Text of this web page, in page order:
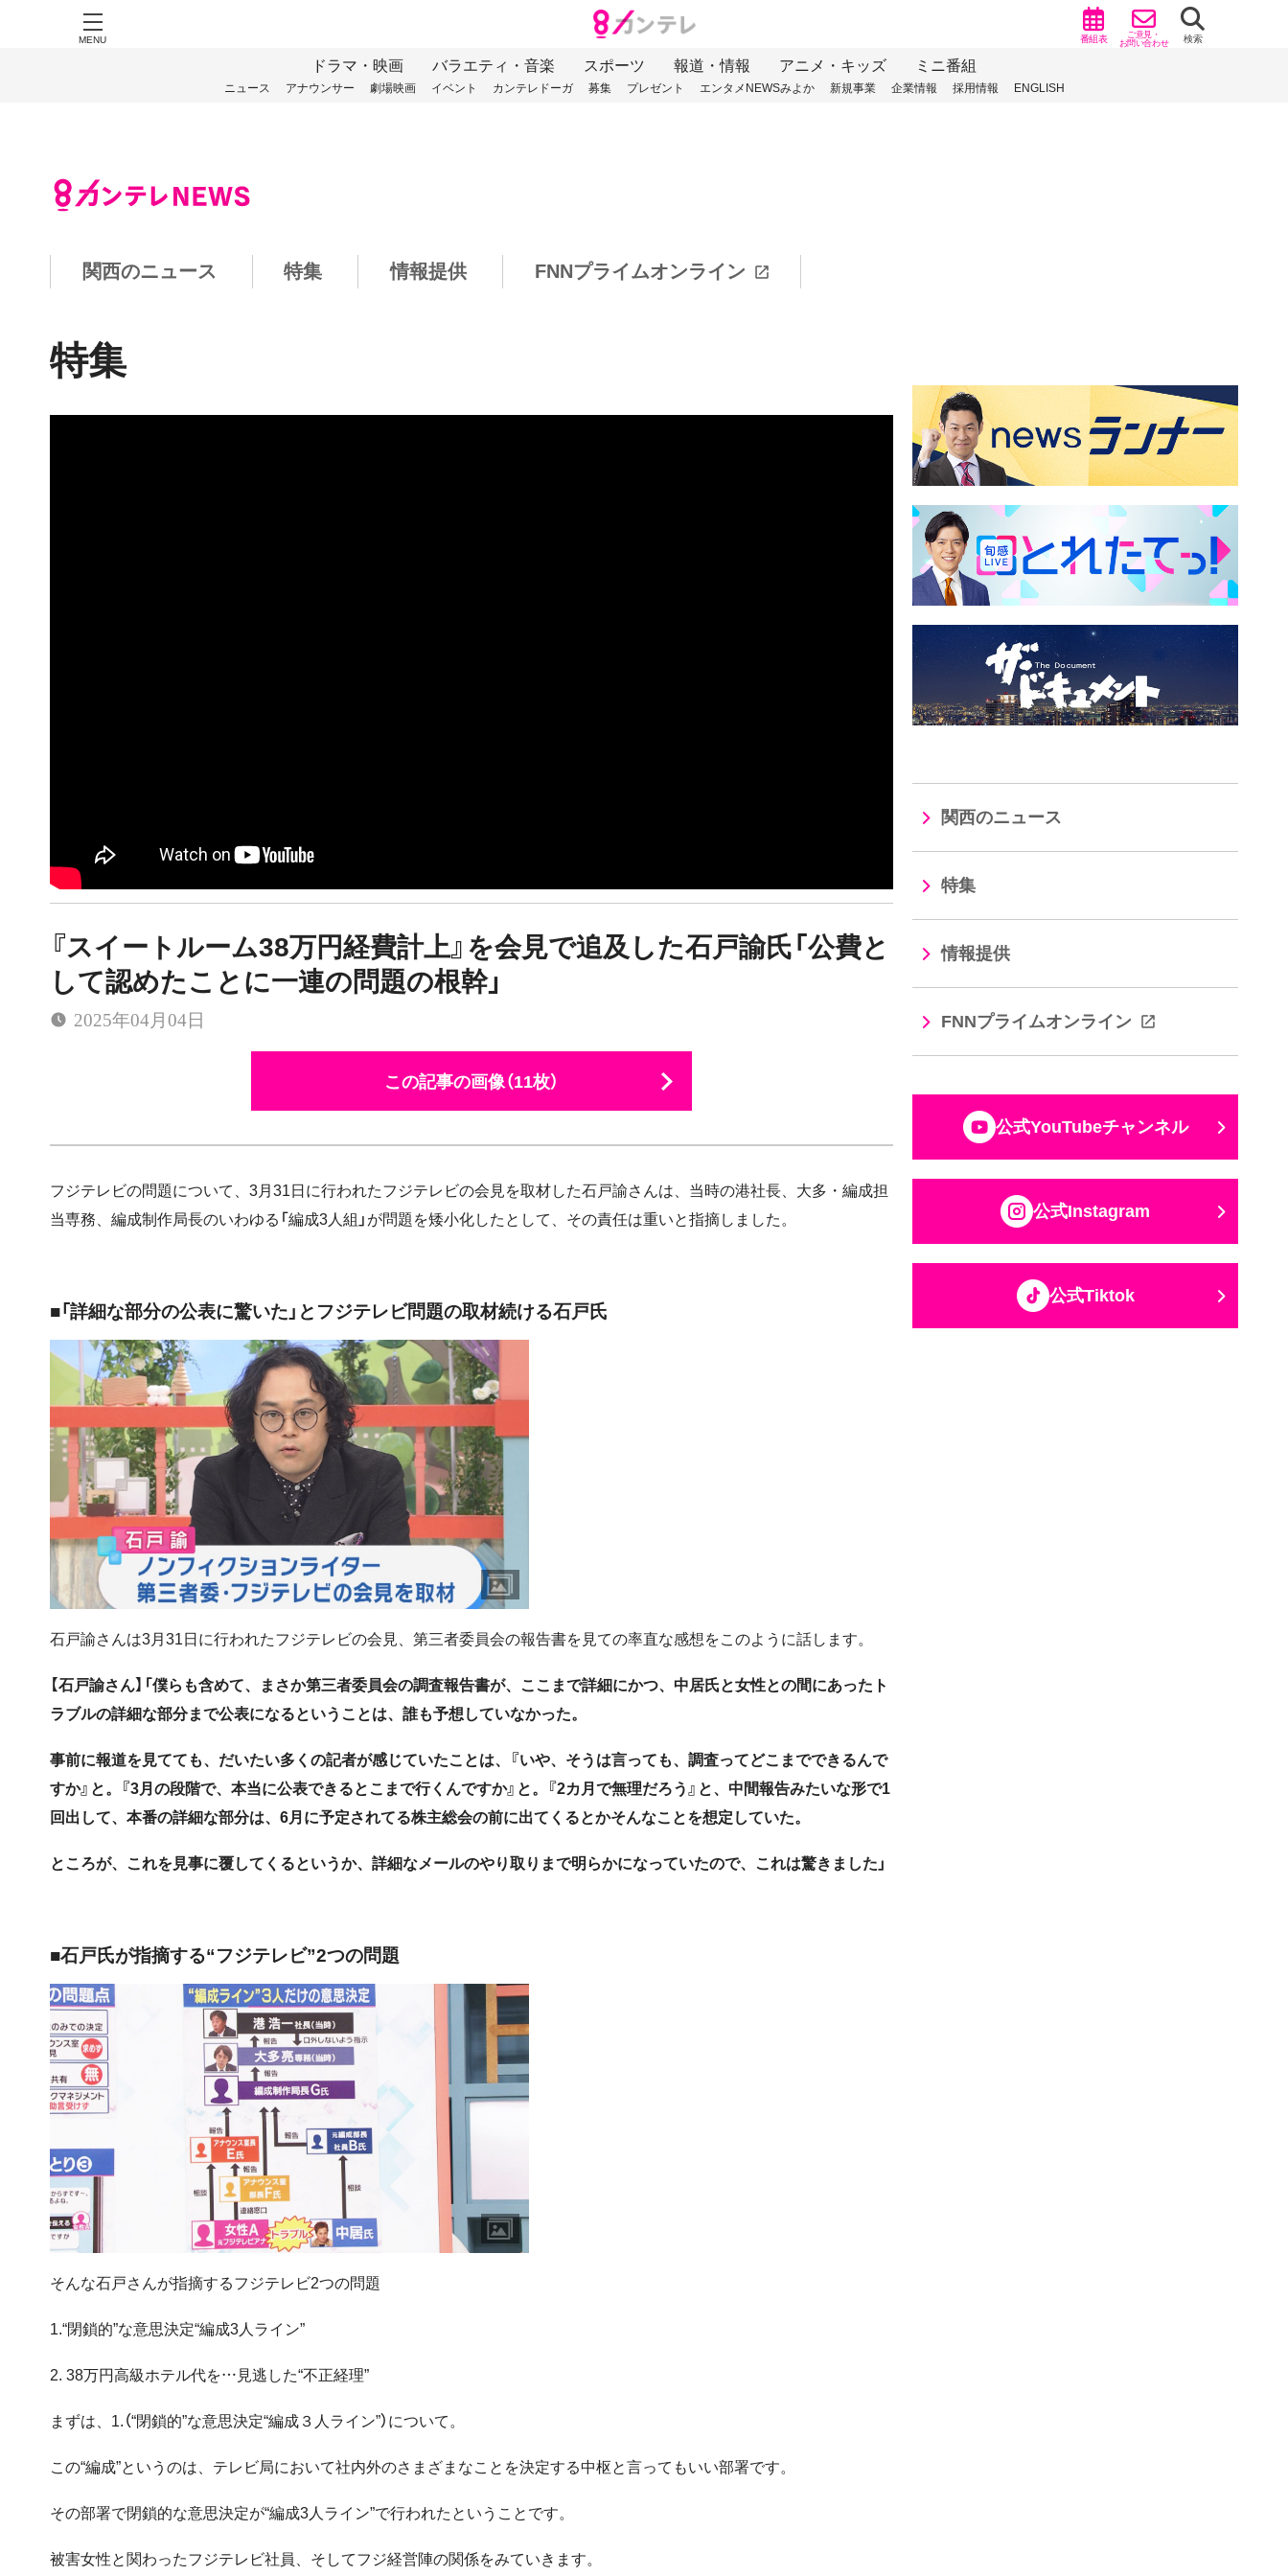
MENU 番組表 ご意見・
お問い合わせ 検索
ドラマ・映画 バラエティ・音楽 スポーツ 報道・情報 アニメ・キッズ ミニ番組
ニュース アナウンサー 劇場映画 イベント カンテレドーガ 募集 プレゼント エンタメNEWSみよか 新規事業 企業情報 採用情報 ENGLISH
関西のニュース 特集 情報提供 FNNプライムオンライン
特集
『スイートルーム38万円経費計上』を会見で追及した石戸諭氏「公費と
して認めたことに一連の問題の根幹」
2025年04月04日
この記事の画像（11枚）
フジテレビの問題について、3月31日に行われたフジテレビの会見を取材した石戸諭さんは、当時の港社長、大多・編成担
当専務、編成制作局長のいわゆる「編成3人組」が問題を矮小化したとして、その責任は重いと指摘しました。
■「詳細な部分の公表に驚いた」とフジテレビ問題の取材続ける石戸氏
石戸諭さんは3月31日に行われたフジテレビの会見、第三者委員会の報告書を見ての率直な感想をこのように話します。
【石戸諭さん】「僕らも含めて、まさか第三者委員会の調査報告書が、ここまで詳細にかつ、中居氏と女性との間にあったト
ラブルの詳細な部分まで公表になるということは、誰も予想していなかった。
事前に報道を見てても、だいたい多くの記者が感じていたことは、『いや、そうは言っても、調査ってどこまでできるんで
すか』と。『3月の段階で、本当に公表できるとこまで行くんですか』と。『2カ月で無理だろう』と、中間報告みたいな形で1
回出して、本番の詳細な部分は、6月に予定されてる株主総会の前に出てくるとかそんなことを想定していた。
ところが、これを見事に覆してくるというか、詳細なメールのやり取りまで明らかになっていたので、これは驚きました」
■石戸氏が指摘する“フジテレビ”2つの問題
そんな石戸さんが指摘するフジテレビ2つの問題
1.“閉鎖的”な意思決定“編成3人ライン”
2. 38万円高級ホテル代を…見逃した“不正経理”
まずは、1.（“閉鎖的”な意思決定“編成３人ライン”）について。
この“編成”というのは、テレビ局において社内外のさまざまなことを決定する中枢と言ってもいい部署です。
その部署で閉鎖的な意思決定が“編成3人ライン”で行われたということです。
被害女性と関わったフジテレビ社員、そしてフジ経営陣の関係をみていきます。
関西のニュース
特集
情報提供
FNNプライムオンライン
公式YouTubeチャンネル
公式Instagram
公式Tiktok